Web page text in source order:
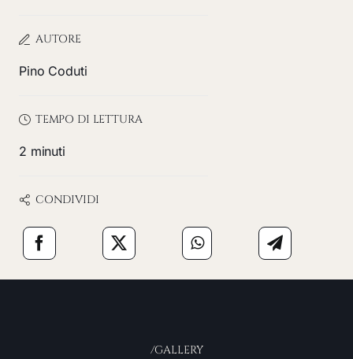
AUTORE
Pino Coduti
TEMPO DI LETTURA
2 minuti
CONDIVIDI
/GALLERY